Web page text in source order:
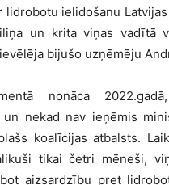
lidrobotu ielidošanu
un krita viņas vadītā
bijušo uzņēmēju
nonāca
nekad nav ieņēmis
koalīcijas atbalsts.
tikai četri mēneši,
aizsardzību pret